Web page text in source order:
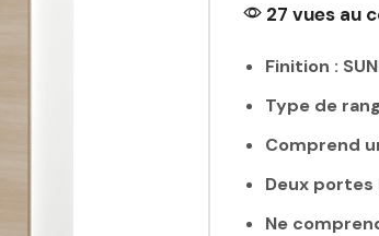
27 vues au
Finition :
Type de
Comprend
Deux
Ne